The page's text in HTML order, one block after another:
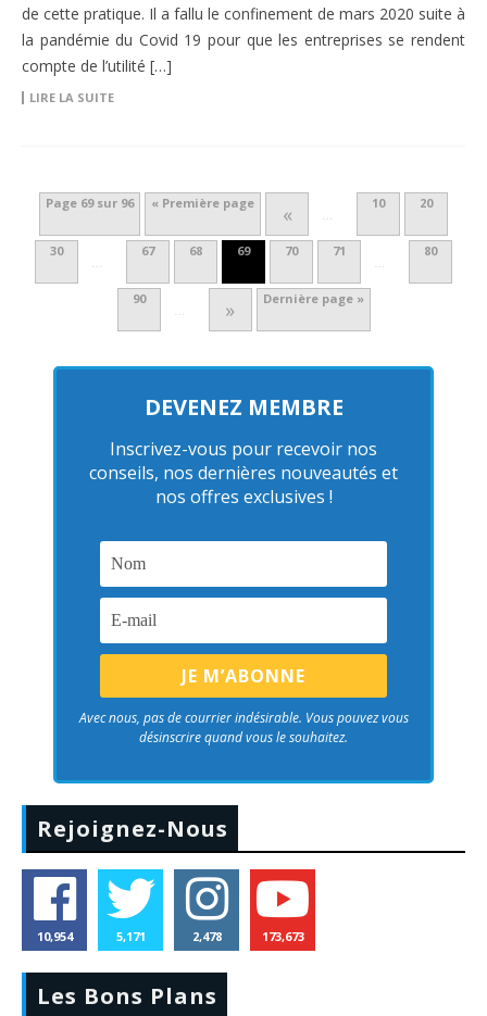
de cette pratique. Il a fallu le confinement de mars 2020 suite à
la pandémie du Covid 19 pour que les entreprises se rendent
compte de l’utilité […]
LIRE LA SUITE
Page 69 sur 96 « Première page « …
10 20
30
…
67 68 69 70 71
…
80
90
… » Dernière page »
DEVENEZ MEMBRE
Inscrivez-vous pour recevoir nos
conseils, nos dernières nouveautés et
nos offres exclusives !
Avec nous, pas de courrier indésirable. Vous pouvez vous
désinscrire quand vous le souhaitez.
Rejoignez-Nous
10,954 5,171 2,478 173,673
Les Bons Plans